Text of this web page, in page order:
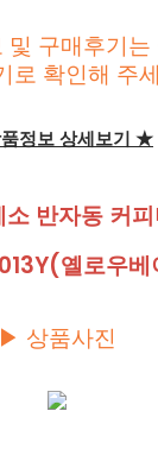
구매후기
로 확인해 주
정보 상세보기 ★
반자동 커
옐로우베
▶ 상품사진